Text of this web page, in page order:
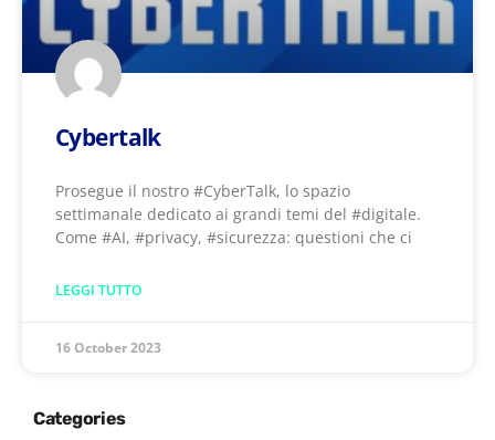
Cybertalk
Prosegue il nostro #CyberTalk, lo spazio
settimanale dedicato ai grandi temi del #digitale.
Come #AI, #privacy, #sicurezza: questioni che ci
LEGGI TUTTO
16 October 2023
Categories